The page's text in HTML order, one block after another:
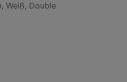
Weiß, Double